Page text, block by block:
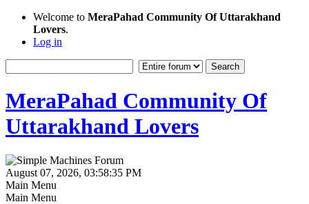
Welcome to MeraPahad Community Of Uttarakhand
Lovers.
Log in
MeraPahad Community Of
Uttarakhand Lovers
August 07, 2026, 03:58:35 PM
Main Menu
Main Menu